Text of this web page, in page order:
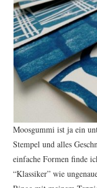
Moosgummi ist ja ein
Stempel und alles
einfache Formen finde
“Klassiker” wie